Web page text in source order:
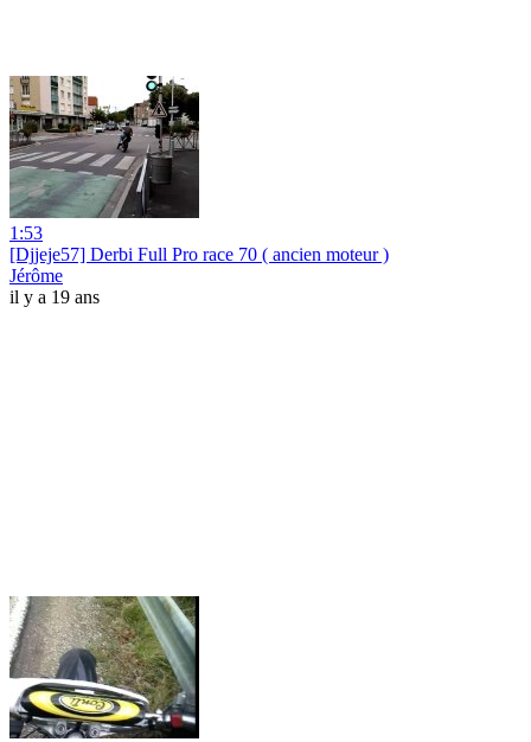
1:53
[Djjeje57] Derbi Full Pro race 70 ( ancien moteur )
Jérôme
il y a 19 ans